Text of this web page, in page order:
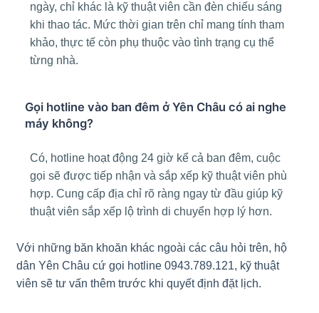
ngày, chỉ khác là kỹ thuật viên cần đèn chiếu sáng
khi thao tác. Mức thời gian trên chỉ mang tính tham
khảo, thực tế còn phụ thuộc vào tình trạng cụ thể
từng nhà.
Gọi hotline vào ban đêm ở Yên Châu có ai nghe
máy không?
Có, hotline hoạt động 24 giờ kể cả ban đêm, cuộc
gọi sẽ được tiếp nhận và sắp xếp kỹ thuật viên phù
hợp. Cung cấp địa chỉ rõ ràng ngay từ đầu giúp kỹ
thuật viên sắp xếp lộ trình di chuyển hợp lý hơn.
Với những băn khoăn khác ngoài các câu hỏi trên, hộ
dân Yên Châu cứ gọi hotline 0943.789.121, kỹ thuật
viên sẽ tư vấn thêm trước khi quyết định đặt lịch.